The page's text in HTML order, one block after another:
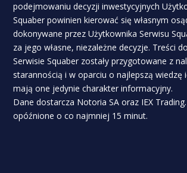
podejmowaniu decyzji inwestycyjnych
Squaber powinien kierować się własnym
dokonywane przez Użytkownika Serwisu
za jego własne, niezależne decyzje. Treści
Serwisie Squaber zostały przygotowane z
starannością i w oparciu o najlepszą wiedzę
mają one jedynie charakter informacyjny.
Dane dostarcza Notoria SA oraz IEX
opóźnione o co najmniej 15 minut.